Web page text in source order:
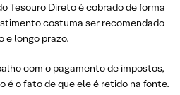
Tesouro Direto é cobrado de forma
costuma ser recomendado
e longo prazo.
com o pagamento de impostos,
é o fato de que ele é retido na fonte.